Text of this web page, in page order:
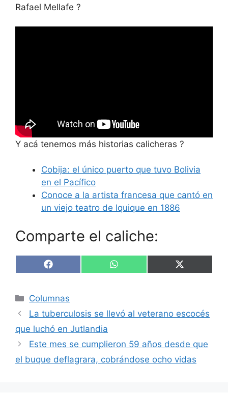
Rafael Mellafe ?
Y acá tenemos más historias calicheras ?
Cobija: el único puerto que tuvo Bolivia
en el Pacífico
Conoce a la artista francesa que cantó en
un viejo teatro de Iquique en 1886
Comparte el caliche:
Compartir
en
F
e
b
o
o
k
Compartir
en
W
A
p
Compartir
en
X
t
t
)
Categorías
Columnas
La tuberculosis se llevó al veterano escocés
que luchó en Jutlandia
Este mes se cumplieron 59 años desde que
el buque deflagrara, cobrándose ocho vidas